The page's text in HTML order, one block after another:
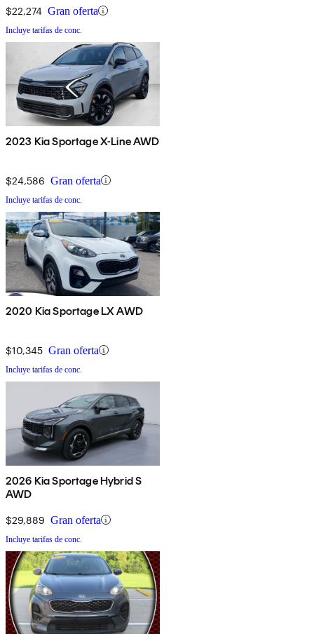
$22,274 Gran oferta
Incluye tarifas de conc.
2023 Kia Sportage X-Line AWD
$24,586 Gran oferta
Incluye tarifas de conc.
2020 Kia Sportage LX AWD
$10,345 Gran oferta
Incluye tarifas de conc.
2026 Kia Sportage Hybrid S
AWD
$29,889 Gran oferta
Incluye tarifas de conc.